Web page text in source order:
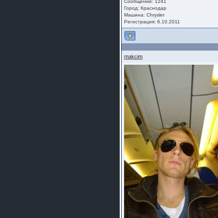
Сообщений: 1241
Город: Краснодар
Машина: Chrysler
Регистрация: 6.10.2011
makcim